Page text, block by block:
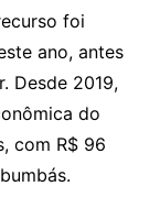
foi
ano, antes
Desde 2019,
do
com R$ 96